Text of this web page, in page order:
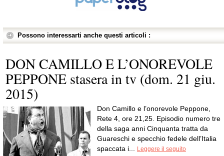
Possono interessarti anche questi articoli :
DON CAMILLO E L’ONOREVOLE
PEPPONE stasera in tv (dom. 21 giu.
2015)
Don Camillo e l’onorevole Peppone,
Rete 4, ore 21,25. Episodio numero tre
della saga anni Cinquanta tratta da
Guareschi e specchio fedele dell’Italia
spaccata i...
Leggere il seguito